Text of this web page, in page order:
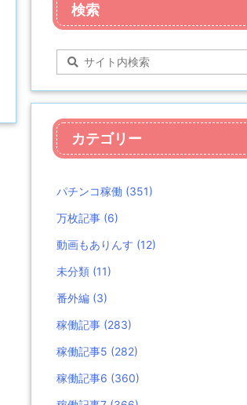
検索
カテゴリー
パチンコ稼働 (351)
万枚記事 (6)
動画もありんす (12)
未分類 (11)
番外編 (3)
稼働記事 (283)
稼働記事5 (282)
稼働記事6 (360)